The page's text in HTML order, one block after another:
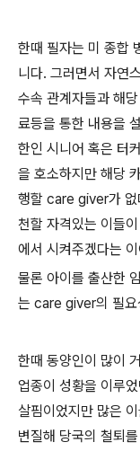
한때 필자는 미 종합
니다. 그러면서 자연
수속 관계자들과 해
료등을 통한 내용을
한인 시니어 혹은 터
을 호소하지만 해당
행할 care giver가 없
천할 자격있는 이들
에서 시켜주겠다는
물론 아이를 출산한
는 care giver의 필요
한때 동양인이 많이
업종이 성황을 이루
살핌이었지만 많은
변질해 당국의 철퇴